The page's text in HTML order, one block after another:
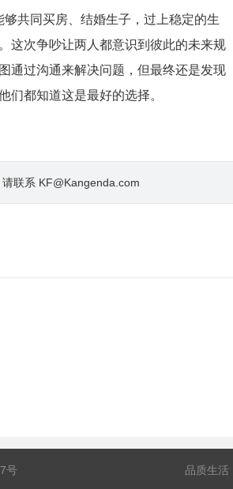
共同买房、结婚生子，过上稳定的生
这次争吵让两人都意识到彼此的未来规
通过沟通来解决问题，但最终还是发现
们都知道这是最好的选择。
联系 KF@Kangenda.com
品质生活
号